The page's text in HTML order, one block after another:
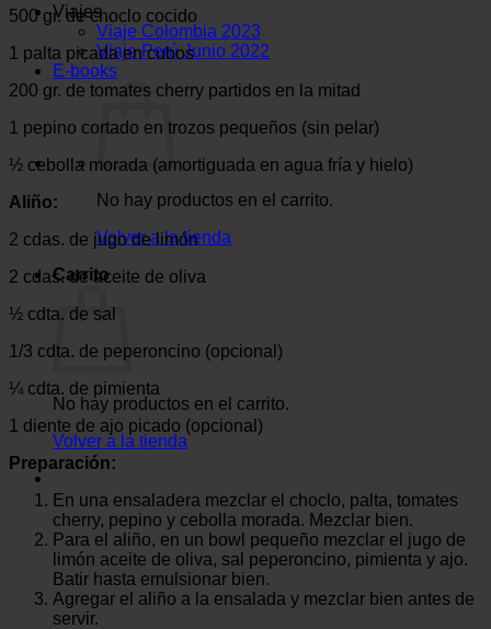
Viajes
Viaje Colombia 2023
Viaje Perú Junio 2022
E-books
No hay productos en el carrito.
Volver a la tienda
Carrito
No hay productos en el carrito.
Volver a la tienda
500 gr. de choclo cocido
1 palta picada en cubos
200 gr. de tomates cherry partidos en la mitad
1 pepino cortado en trozos pequeños (sin pelar)
½ cebolla morada (amortiguada en agua fría y hielo)
Aliño:
2 cdas. de jugo de limón
2 cdas. de aceite de oliva
½ cdta. de sal
1/3 cdta. de peperoncino (opcional)
¼ cdta. de pimienta
1 diente de ajo picado (opcional)
Preparación:
En una ensaladera mezclar el choclo, palta, tomates
cherry, pepino y cebolla morada. Mezclar bien.
Para el aliño, en un bowl pequeño mezclar el jugo de
limón aceite de oliva, sal peperoncino, pimienta y ajo.
Batir hasta emulsionar bien.
Agregar el aliño a la ensalada y mezclar bien antes de
servir.